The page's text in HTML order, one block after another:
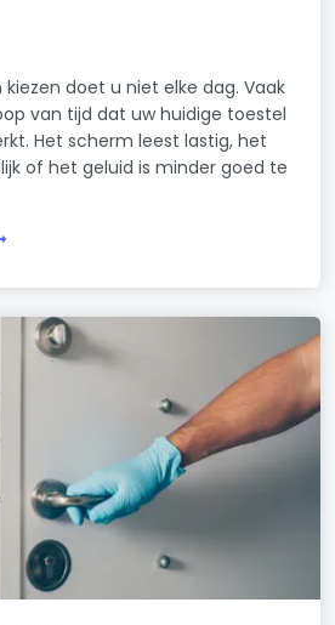
doet u niet elke dag. Vaak
van tijd dat uw huidige toestel
Het scherm leest lastig, het
of het geluid is minder goed te